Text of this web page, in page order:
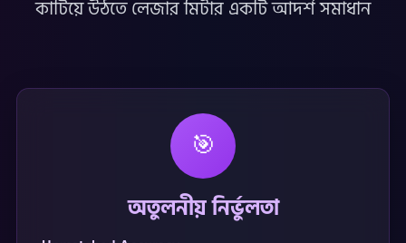
কাটিয়ে উঠতে লেজার মিটার একটি আদর্শ সমাধান
🎯
অতুলনীয় নির্ভুলতা